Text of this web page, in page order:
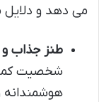
می دهد و دلایل
طنز جذاب
شخصیت
هوشمندانه